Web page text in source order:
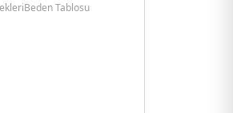
Beden Tablosu